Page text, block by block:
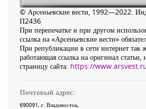
© Арсеньевские вести, 1992—2022.
П2436
При перепечатке и при другом
ссылка на «Арсеньевские вести»
При републикации в сети интернет так
работающая ссылка на оригинал статьи,
страницу сайта: https://
Почтовый адрес:
690091, г. Владивосток,